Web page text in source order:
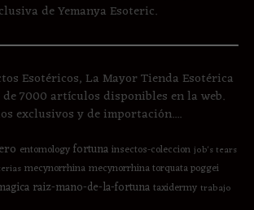
de Yemanya Esoteric.
Esotéricos, La Mayor Tienda Esotérica
de 7000 artículos disponibles en la web.
exclusivos y de importación....
entomologyfortunainsectos-coleccion job's tears
mecynorrhinamecynorrhina torquata poggei
raiz-mano-de-la-fortunataxidermy trabajo